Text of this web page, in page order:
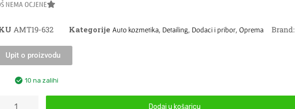
NEMA OCJENE
AMT19-632 Kategorije Auto kozmetika, Detailing, Dodaci i pribor, Oprema Brand:
Upit o proizvodu
10 na zalihi
Dodaj u košaricu